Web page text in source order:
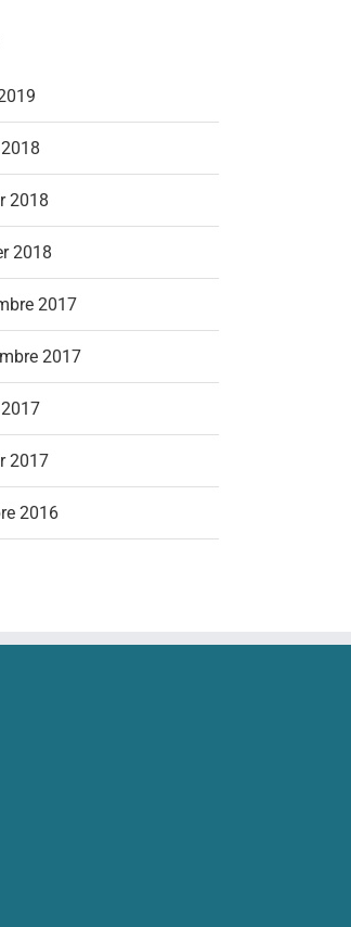
2018
2018
2017
2017
2017
2016